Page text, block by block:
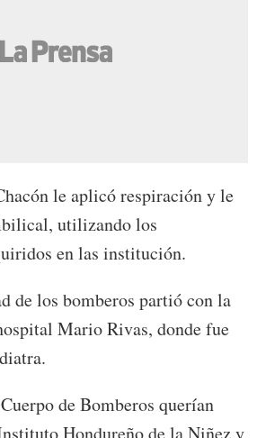
le aplicó respiración y le
utilizando los
en las institución.
de los bomberos partió con la
Mario Rivas, donde fue
de Bomberos querían